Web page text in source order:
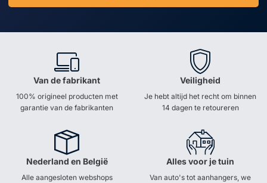
Van de fabrikant
100% origineel producten met
garantie van de fabrikanten
Veiligheid
Je hebt altijd het recht om binnen
14 dagen te retoureren
Nederland en België
Alle aangesloten webshops
Alles voor je tuin
Van auto's tot aanhangers, we